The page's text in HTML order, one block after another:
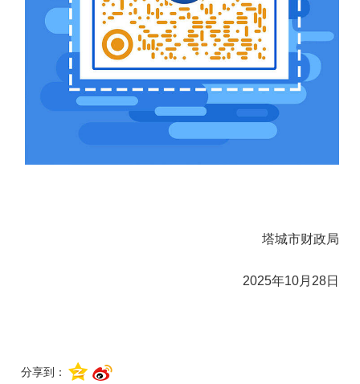
塔城市财政局
2025年10月28日
分享到：